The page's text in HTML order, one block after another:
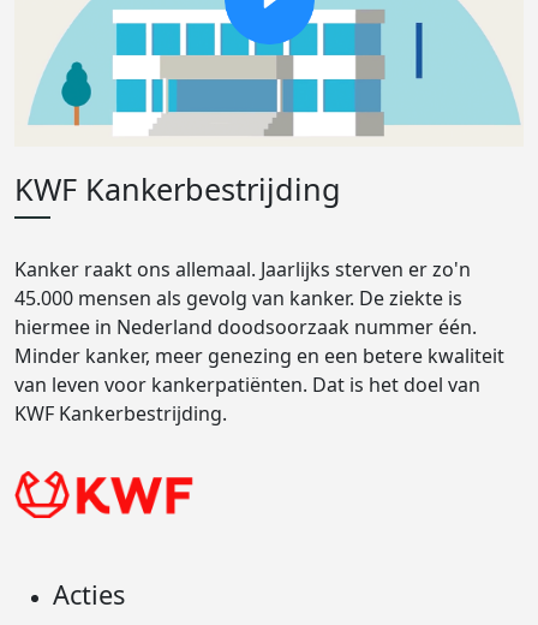
KWF Kankerbestrijding
Kanker raakt ons allemaal. Jaarlijks sterven er zo'n
45.000 mensen als gevolg van kanker. De ziekte is
hiermee in Nederland doodsoorzaak nummer één.
Minder kanker, meer genezing en een betere kwaliteit
van leven voor kankerpatiënten. Dat is het doel van
KWF Kankerbestrijding.
Acties